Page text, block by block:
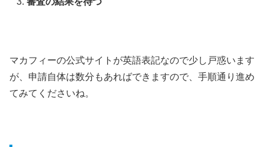
マカフィーの公式サイトが英語表記なので少し戸惑います
が、申請自体は数分もあればできますので、手順通り進め
てみてくださいね。